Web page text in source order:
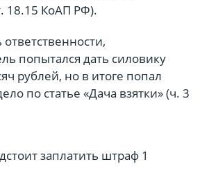
18.15 КоАП РФ).
попытался дать силовику
рублей, но в итоге попал
по статье «Дача взятки» (ч. 3
заплатить штраф 1